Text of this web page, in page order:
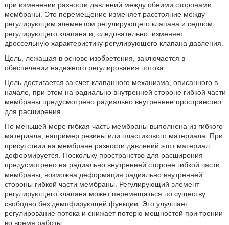
при изменении разности давлений между обеими сторонами
мембраны. Это перемещение изменяет расстояние между
регулирующим элементом регулирующего клапана и седлом
регулирующего клапана и, следовательно, изменяет
дроссельную характеристику регулирующего клапана давления.
Цель, лежащая в основе изобретения, заключается в
обеспечении надежного регулирования потока.
Цель достигается за счет клапанного механизма, описанного в
начале, при этом на радиально внутренней стороне гибкой части
мембраны предусмотрено радиально внутреннее пространство
для расширения.
По меньшей мере гибкая часть мембраны выполнена из гибкого
материала, например резины или пластикового материала. При
присутствии на мембране разности давлений этот материал
деформируется. Поскольку пространство для расширения
предусмотрено на радиально внутренней стороне гибкой части
мембраны, возможна деформация радиально внутренней
стороны гибкой части мембраны. Регулирующий элемент
регулирующего клапана может перемещаться по существу
свободно без демпфирующей функции. Это улучшает
регулирование потока и снижает потерю мощностей при трении
во время работы.